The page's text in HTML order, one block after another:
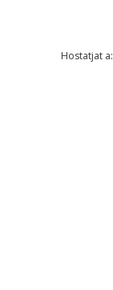
Comentari *
Hostatjat a: